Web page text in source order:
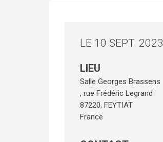
LE 10 SEPT. 2023
LIEU
Salle Georges Brassens
, rue Frédéric Legrand
87220, FEYTIAT
France